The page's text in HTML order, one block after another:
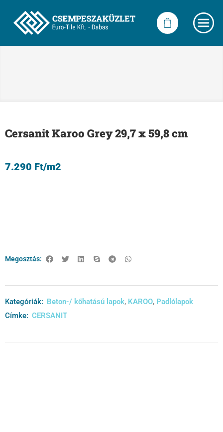
Cersanit Karoo Grey 29,7 x 59,8 cm
7.290 Ft/m2
Megosztás:
Kategóriák: Beton-/ kőhatású lapok, KAROO, Padlólapok
Címke: CERSANIT